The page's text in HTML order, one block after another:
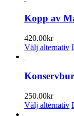
Kopp av
420.00kr
Välj alternativ
250.00kr
Välj alternativ